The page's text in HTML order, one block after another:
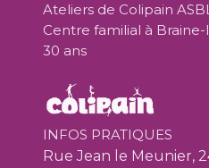
Ateliers de Colipain
Centre familial à
30 ans
INFOS PRATIQUES
Rue Jean le Meunier,